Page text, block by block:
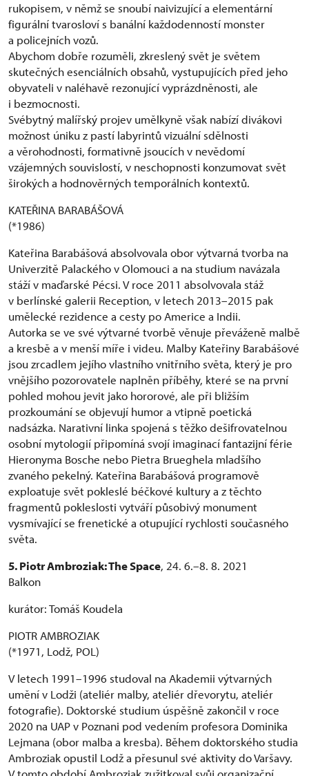
rukopisem, v němž se snoubí naivizující a elementární
figurální tvarosloví s banální každodenností monster
a policejních vozů.
Abychom dobře rozuměli, zkreslený svět je světem
skutečných esenciálních obsahů, vystupujících před jeho
obyvateli v naléhavě rezonující vyprázdněnosti, ale
i bezmocnosti.
Svébytný malířský projev umělkyně však nabízí divákovi
možnost úniku z pastí labyrintů vizuální sdělnosti
a věrohodnosti, formativně jsoucích v nevědomí
vzájemných souvislostí, v neschopnosti konzumovat svět
širokých a hodnověrných temporálních kontextů.
KATEŘINA BARABÁŠOVÁ
(*1986)
Kateřina Barabášová absolvovala obor výtvarná tvorba na
Univerzitě Palackého v Olomouci a na studium navázala
stáží v maďarské Pécsi. V roce 2011 absolvovala stáž
v berlínské galerii Reception, v letech 2013–2015 pak
umělecké rezidence a cesty po Americe a Indii.
Autorka se ve své výtvarné tvorbě věnuje převáženě malbě
a kresbě a v menší míře i videu. Malby Kateřiny Barabášové
jsou zrcadlem jejího vlastního vnitřního světa, který je pro
vnějšího pozorovatele naplněn příběhy, které se na první
pohled mohou jevit jako hororové, ale při bližším
prozkoumání se objevují humor a vtipně poetická
nadsázka. Narativní linka spojená s těžko dešifrovatelnou
osobní mytologií připomíná svojí imaginací fantazijní férie
Hieronyma Bosche nebo Pietra Brueghela mladšího
zvaného pekelný. Kateřina Barabášová programově
exploatuje svět pokleslé béčkové kultury a z těchto
fragmentů pokleslosti vytváří působivý monument
vysmívající se frenetické a otupující rychlosti současného
světa.
5. Piotr Ambroziak: The Space, 24. 6.–8. 8. 2021
Balkon
kurátor: Tomáš Koudela
PIOTR AMBROZIAK
(*1971, Lodž, POL)
V letech 1991–1996 studoval na Akademii výtvarných
umění v Lodži (ateliér malby, ateliér dřevorytu, ateliér
fotografie). Doktorské studium úspěšně zakončil v roce
2020 na UAP v Poznani pod vedením profesora Dominika
Lejmana (obor malba a kresba). Během doktorského studia
Ambroziak opustil Lodž a přesunul své aktivity do Varšavy.